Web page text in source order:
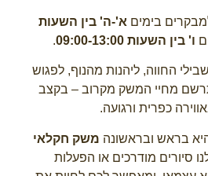
בימים א'-ה' בין השעות
ו' בין השעות 09:00-13:00 .
החווה, ליהנות מהנוף, לפגוש
מחיי המשק מקרוב – בקצב
כפרית ורגועה.
בראש ובראשונה משק חקלאי
סיורים מודרכים או הפעלות